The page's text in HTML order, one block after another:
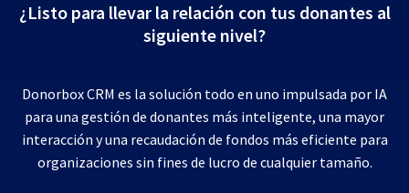
¿Listo para llevar la relación con tus donantes al
siguiente nivel?
Donorbox CRM es la solución todo en uno impulsada por IA
para una gestión de donantes más inteligente, una mayor
interacción y una recaudación de fondos más eficiente para
organizaciones sin fines de lucro de cualquier tamaño.